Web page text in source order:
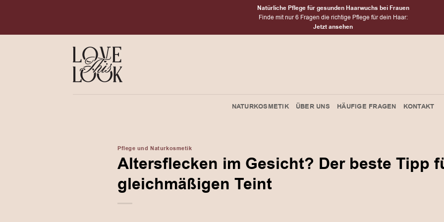
Natürliche Pflege für gesunden Haarwuchs bei Frauen
Finde mit nur 6 Fragen die richtige Pflege für dein Haar:
Jetzt ansehen
NATURKOSMETIK ÜBER UNS HÄUFIGE FRAGEN KONTAKT
Pflege und Naturkosmetik
Altersflecken im Gesicht? Der beste Tipp
gleichmäßigen Teint